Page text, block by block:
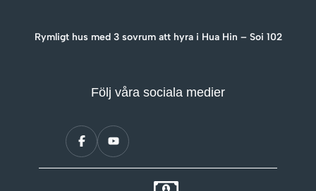
Rymligt hus med 3 sovrum att hyra i Hua Hin – Soi 102
Följ våra sociala medier